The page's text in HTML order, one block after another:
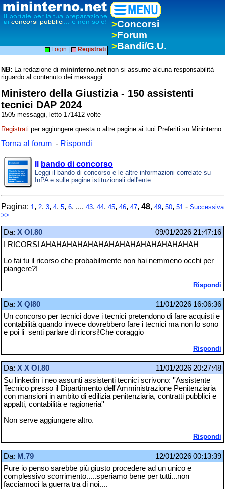
>Concorsi
>Forum
>Bandi/G.U.
Login Registrati
NB: La redazione di mininterno.netnon si assume alcuna responsabilità
riguardo al contenuto dei messaggi.
Ministero della Giustizia - 150 assistenti
tecnici DAP 2024
1505 messaggi, letto 171412 volte
Registrati per aggiungere questa o altre pagine ai tuoi Preferiti su Mininterno.
Torna al forum - Rispondi
bando di concorso
Leggi il bando di concorso e le altre informazioni correlate su
InPA e sulle pagine istituzionali dell'ente.
Pagina: 1, 2, 3, 4, 5, 6, ..., 43, 44, 45, 46, 47, 48, 49, 50, 51 - Successiva
>>
Da: X Ol.80
09/01/2026 21:47:16
I RICORSI AHAHAHAHAHAHAHAHAHAHAHAHAHAHAH
Lo fai tu il ricorso che probabilmente non hai nemmeno occhi per
piangere?!
Rispondi
Da: X QI80
11/01/2026 16:06:36
Un concorso per tecnici dove i tecnici pretendono di fare acquisti e
contabilità quando invece dovrebbero fare i tecnici ma non lo sono
e poi li senti parlare di ricorsi!Che coraggio
Rispondi
Da: X X Ol.80
11/01/2026 20:27:48
Su linkedin i neo assunti assistenti tecnici scrivono: ''Assistente
Tecnico presso il Dipartimento dell'Amministrazione Penitenziaria
con mansioni in ambito di edilizia penitenziaria, contratti pubblici e
appalti, contabilità e ragioneria''
Non serve aggiungere altro.
Rispondi
Da: M.79
12/01/2026 00:13:39
Pure io penso sarebbe più giusto procedere ad un unico e
complessivo scorrimento.....speriamo bene per tutti...non
facciamoci la guerra tra di noi....